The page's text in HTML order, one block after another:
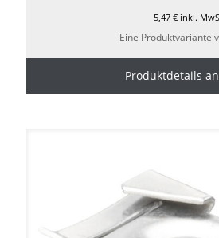
5,47€ inkl.
Eine Produktvariante
Produktdetails